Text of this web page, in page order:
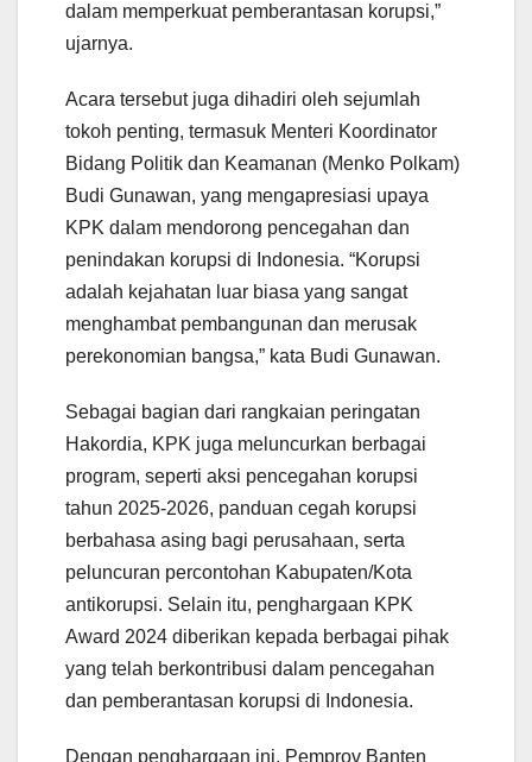
dalam memperkuat pemberantasan korupsi,”
ujarnya.
Acara tersebut juga dihadiri oleh sejumlah
tokoh penting, termasuk Menteri Koordinator
Bidang Politik dan Keamanan (Menko Polkam)
Budi Gunawan, yang mengapresiasi upaya
KPK dalam mendorong pencegahan dan
penindakan korupsi di Indonesia. “Korupsi
adalah kejahatan luar biasa yang sangat
menghambat pembangunan dan merusak
perekonomian bangsa,” kata Budi Gunawan.
Sebagai bagian dari rangkaian peringatan
Hakordia, KPK juga meluncurkan berbagai
program, seperti aksi pencegahan korupsi
tahun 2025-2026, panduan cegah korupsi
berbahasa asing bagi perusahaan, serta
peluncuran percontohan Kabupaten/Kota
antikorupsi. Selain itu, penghargaan KPK
Award 2024 diberikan kepada berbagai pihak
yang telah berkontribusi dalam pencegahan
dan pemberantasan korupsi di Indonesia.
Dengan penghargaan ini, Pemprov Banten